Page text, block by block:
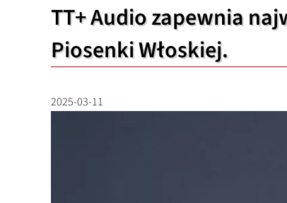
TT+ Audio zapewnia
Piosenki Włoskiej.
2025-03-11